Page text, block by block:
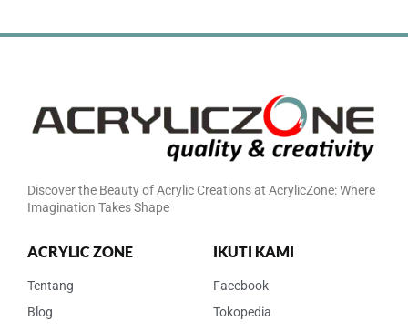
Discover the Beauty of Acrylic Creations at AcrylicZone: Where
Imagination Takes Shape
ACRYLIC ZONE
Tentang
Blog
IKUTI KAMI
Facebook
Tokopedia